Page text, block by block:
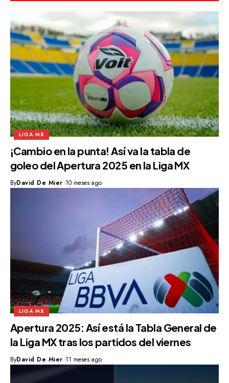
LIGA MX
¡Cambio en la punta! Así va la tabla de
goleo del Apertura 2025 en la Liga MX
ByDavid De Mier 10 meses ago
LIGA MX
Apertura 2025: Así está la Tabla General de
la Liga MX tras los partidos del viernes
ByDavid De Mier 11 meses ago